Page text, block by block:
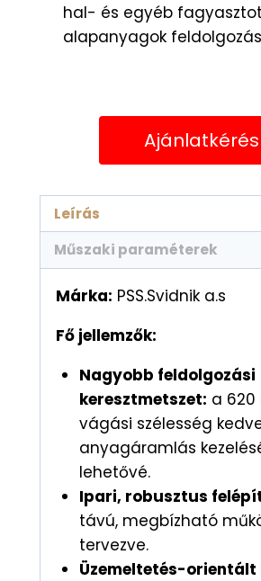
hal- és egyéb
alapanyagok
Ajánlatkérés
Leírás
Műszaki paraméterek
Márka: PSS.Svidnik a.s
Fő jellemzők:
Nagyobb feldolgozási
keresztmetszet: a
vágási szélesség
anyagáramlás
lehetővé.
Ipari, robusztus
távú, megbízható
tervezve.
Üzemeltetés-